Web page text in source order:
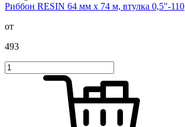
Риббон RESIN 64 мм х 74 м, втулка 0,5"-110
от
493